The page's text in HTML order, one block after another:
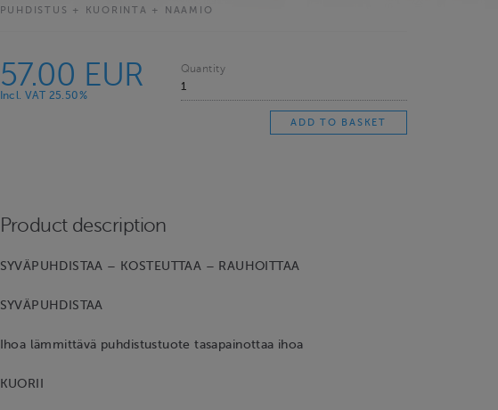
PUHDISTUS + KUORINTA + NAAMIO
57.00 EUR
Incl. VAT 25.50%
Quantity
Product description
SYVÄPUHDISTAA – KOSTEUTTAA – RAUHOITTAA
SYVÄPUHDISTAA
Ihoa lämmittävä puhdistustuote tasapainottaa ihoa
KUORII